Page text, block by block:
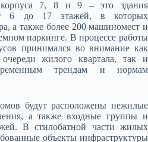
корпуса 7, 8 и 9 – это здания
6 до 17 этажей, в которых
а также более 200 машиномест и
паркинге. В процессе работы
принимался во внимание как
жилого квартала, так и
трендам и нормам
будут расположены нежилые
а также входные группы и
В стилобатной части жилых
объекты инфраструктуры